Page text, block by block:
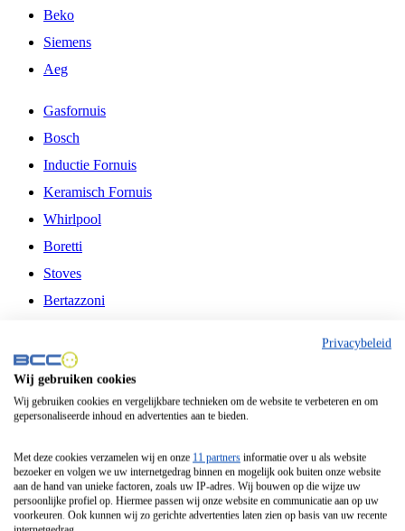
Beko
Siemens
Aeg
Gasfornuis
Bosch
Inductie Fornuis
Keramisch Fornuis
Whirlpool
Boretti
Stoves
Bertazzoni
Fitelli
Airfryer
Frituurpan
Contactgrill
Broodbakmachine
Broodrooster
Privacybeleid
Wij gebruiken cookies
Wij gebruiken cookies en vergelijkbare technieken om de website te verbeteren en om
gepersonaliseerde inhoud en advertenties aan te bieden.
Met deze cookies verzamelen wij en onze 11 partners informatie over u als website
bezoeker en volgen we uw internetgedrag binnen en mogelijk ook buiten onze website
aan de hand van unieke factoren, zoals uw IP-adres. Wij bouwen op die wijze uw
persoonlijke profiel op. Hiermee passen wij onze website en communicatie aan op uw
voorkeuren. Ook kunnen wij zo gerichte advertenties laten zien op basis van uw recente